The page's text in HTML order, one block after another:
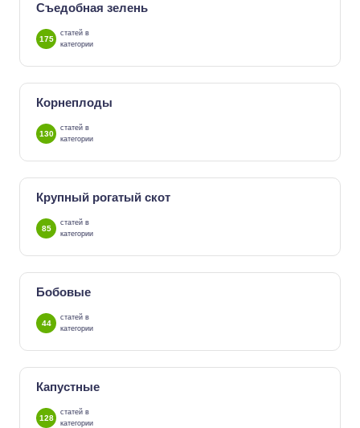
Съедобная зелень
175
статей в
категории
Корнеплоды
130
статей в
категории
Крупный рогатый скот
85
статей в
категории
Бобовые
44
статей в
категории
Капустные
128
статей в
категории